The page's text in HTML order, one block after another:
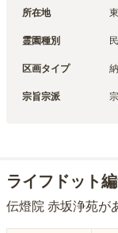
所在地
霊園種別
区画タイプ
宗旨宗派
ライフドット
伝燈院 赤坂浄苑が